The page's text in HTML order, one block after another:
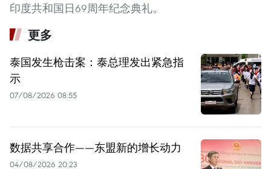
印度共和国日69周年纪念典礼。
更多
泰国发生枪击案：泰总理发出紧急指
示
07/08/2026 08:55
数据共享合作——东盟新的增长动力
04/08/2026 20:23